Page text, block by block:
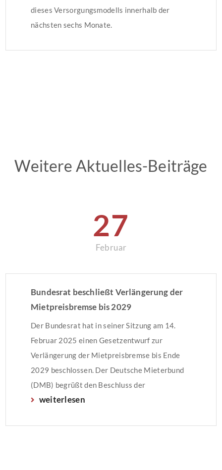
dieses Versorgungsmodells innerhalb der
nächsten sechs Monate.
Weitere Aktuelles-Beiträge
27
Februar
Bundesrat beschließt Verlängerung der
Mietpreisbremse bis 2029
Der Bundesrat hat in seiner Sitzung am 14.
Februar 2025 einen Gesetzentwurf zur
Verlängerung der Mietpreisbremse bis Ende
2029 beschlossen. Der Deutsche Mieterbund
(DMB) begrüßt den Beschluss der
Länderkammer ausdrücklich und fordert eine
weiterlesen